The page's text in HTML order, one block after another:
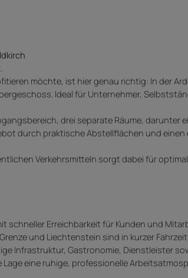
möchte, ist hier genau richtig: In der
Ideal für Unternehmer,
drei separate Räume, darunter
durch praktische Abstellflächen und einen
Verkehrsmitteln sorgt dabei für
schneller Erreichbarkeit für Kunden und
und Liechtenstein sind in kurzer
Infrastruktur, Gastronomie, Dienstleister
eine ruhige, professionelle